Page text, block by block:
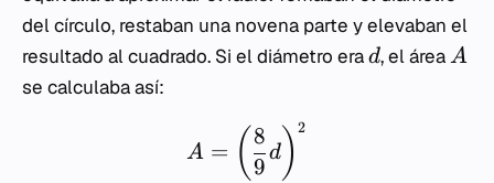
del círculo, restaban una novena parte y elevaban el
resultado al cuadrado. Si el diámetro era d, el área A
se calculaba así:
A = ( 9
8
d) 2